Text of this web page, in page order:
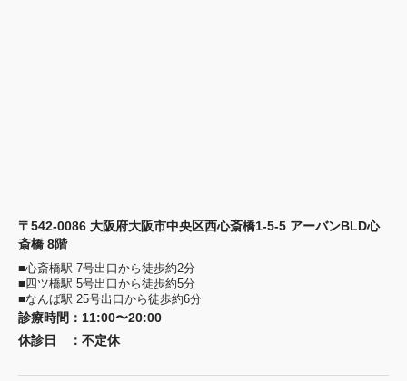
〒542-0086 大阪府大阪市中央区西心斎橋1-5-5 アーバンBLD心
斎橋 8階
■心斎橋駅 7号出口から徒歩約2分
■四ツ橋駅 5号出口から徒歩約5分
■なんば駅 25号出口から徒歩約6分
診療時間 ： 11:00〜20:00
休診日
： 不定休